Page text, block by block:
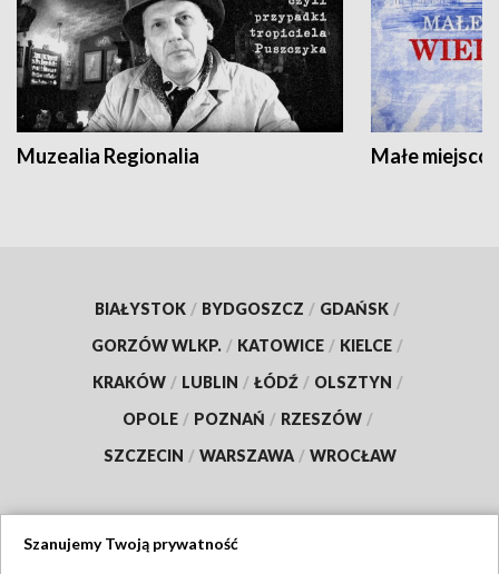
Muzealia Regionalia Małe
BIAŁYSTOK / BYDGOSZCZ / GDAŃSK /
GORZÓW WLKP. / KATOWICE / KIELCE /
KRAKÓW / LUBLIN / ŁÓDŹ / OLSZTYN /
OPOLE / POZNAŃ / RZESZÓW /
SZCZECIN / WARSZAWA / WROCŁAW
Szanujemy Twoją prywatność